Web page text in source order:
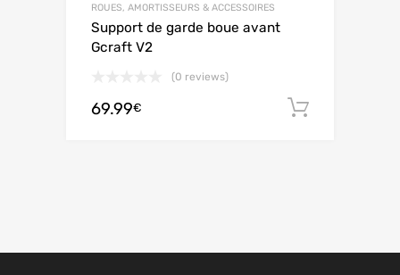
ROUES, AMORTISSEURS & ACCESSOIRES
Support de garde boue avant
Gcraft V2
(0 reviews)
69.99€